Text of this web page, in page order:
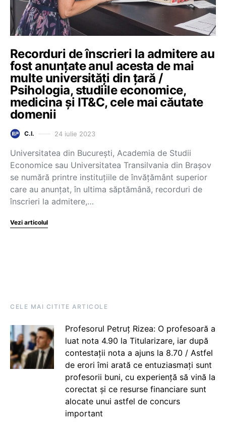
Recorduri de înscrieri la admitere au
fost anunțate anul acesta de mai
multe universități din țară /
Psihologia, studiile economice,
medicina și IT&C, cele mai căutate
domenii
C.I. 24 iulie 2023
Universitatea din București, Academia de Studii
Economice sau Universitatea Transilvania din Brașov
se numără printre instituțiile de învățământ superior
care au anunțat, în ultima săptămână, recorduri de
înscrieri la admitere,…
Vezi articolul
CELE MAI CITITE ARTICOLE
Profesorul Petruț Rizea: O profesoară a
luat nota 4.90 la Titularizare, iar după
contestații nota a ajuns la 8.70 / Astfel
de erori îmi arată ce entuziasmați sunt
profesorii buni, cu experiență să vină la
corectat și ce resurse financiare sunt
alocate unui astfel de concurs
important